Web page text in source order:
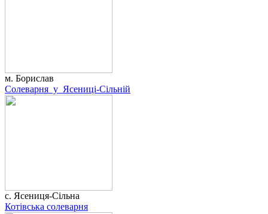
м. Борислав
Солеварня у Ясениці-Сільній
с. Ясениця-Сільна
Котівська солеварня